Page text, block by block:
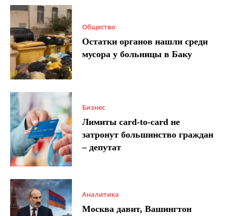
Общество
Остатки органов нашли среди
мусора у больницы в Баку
Бизнес
Лимиты card-to-card не
затронут большинство граждан
– депутат
Аналитика
Москва давит, Вашингтон